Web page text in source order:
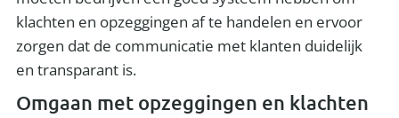
klachten en opzeggingen af te handelen en ervoor
zorgen dat de communicatie met klanten duidelijk
en transparant is.
Omgaan met opzeggingen en klachten